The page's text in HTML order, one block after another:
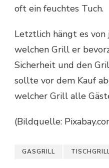
oft ein feuchtes Tuch.
Letztlich hängt es von
welchen Grill er
Sicherheit und den
sollte vor dem Kauf
welcher Grill alle
(Bildquelle:
GASGRILL